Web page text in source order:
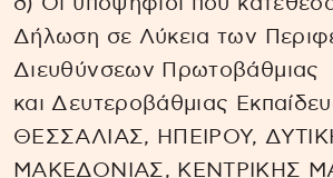
Δήλωση σε Λύκεια των
Διευθύνσεων Πρωτοβάθμιας
και Δευτεροβάθμιας
ΘΕΣΣΑΛΙΑΣ, ΗΠΕΙΡΟΥ,
ΜΑΚΕΔΟΝΙΑΣ, ΚΕΝΤΡΙΚΗΣ